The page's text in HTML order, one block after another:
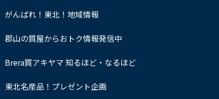
がんばれ！東北！地域情報
郡山の質屋からおトク情報発信中
Brera質アキヤマ 知るほど・なるほど
東北名産品！プレゼント企画